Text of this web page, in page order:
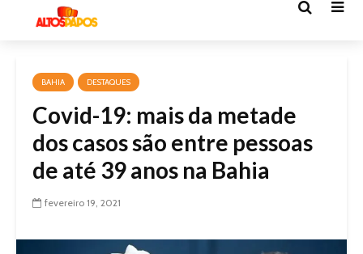
BAHIA DESTAQUES
Covid-19: mais da metade
dos casos são entre pessoas
de até 39 anos na Bahia
fevereiro 19, 2021